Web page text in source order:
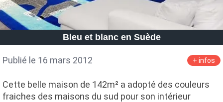
Bleu et blanc en Suède
Publié le 16 mars 2012 + infos
Cette belle maison de 142m² a adopté des couleurs
fraiches des maisons du sud pour son intérieur